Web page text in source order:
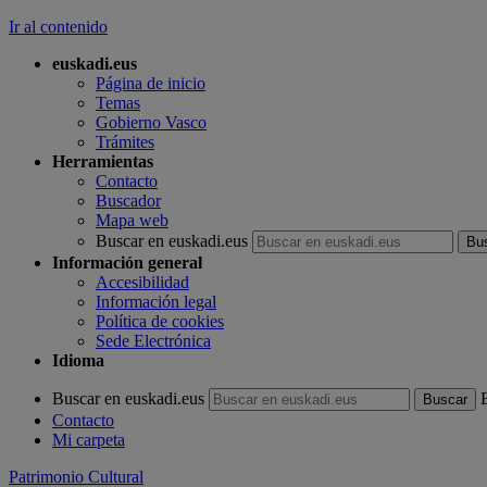
Ir al contenido
euskadi.eus
Página de inicio
Temas
Gobierno Vasco
Trámites
Herramientas
Contacto
Buscador
Mapa web
Buscar en euskadi.eus
Información general
Accesibilidad
Información legal
Política de cookies
Sede Electrónica
Idioma
Buscar en euskadi.eus
Contacto
Mi carpeta
Patrimonio Cultural